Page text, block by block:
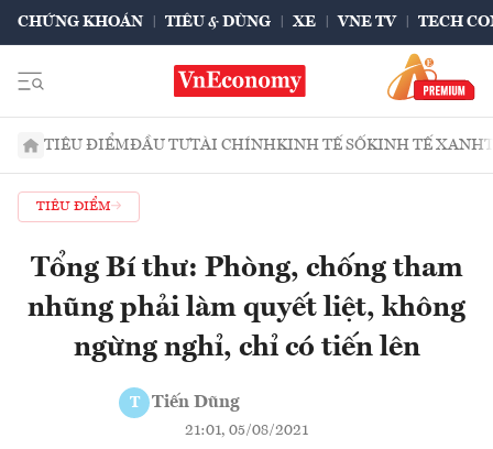
CHỨNG KHOÁN TIÊU & DÙNG XE VNE TV TECH
TIÊU ĐIỂMĐẦU TƯTÀI CHÍNHKINH TẾ SỐKINH TẾ XANH
TIÊU ĐIỂM
Tổng Bí thư: Phòng, chống tham
nhũng phải làm quyết liệt, không
ngừng nghỉ, chỉ có tiến lên
T Tiến Dũng
21:01, 05/08/2021